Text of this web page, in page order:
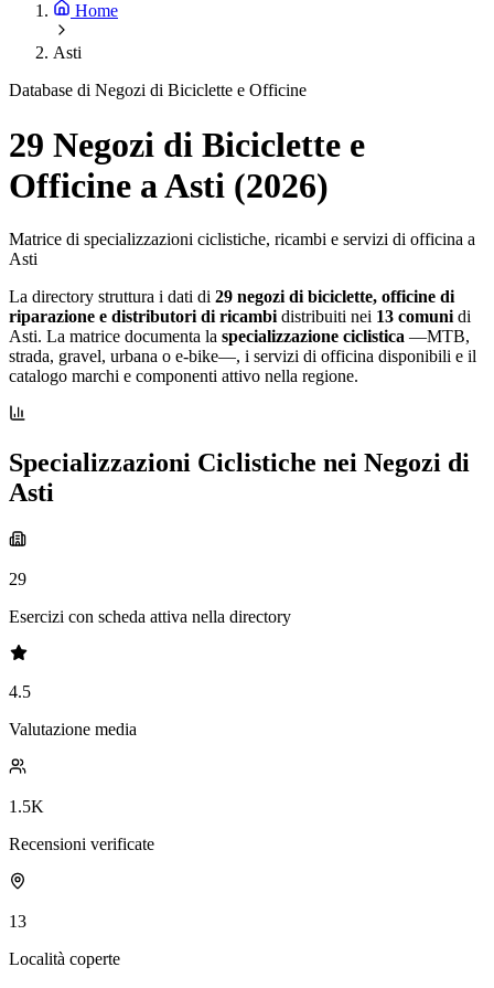
Home
Asti
Database di Negozi di Biciclette e Officine
29 Negozi di Biciclette e
Officine a Asti (2026)
Matrice di specializzazioni ciclistiche, ricambi e servizi di officina a
Asti
La directory struttura i dati di 29 negozi di biciclette, officine di
riparazione e distributori di ricambi distribuiti nei 13 comuni di
Asti. La matrice documenta la specializzazione ciclistica —MTB,
strada, gravel, urbana o e-bike—, i servizi di officina disponibili e il
catalogo marchi e componenti attivo nella regione.
Specializzazioni Ciclistiche nei Negozi di
Asti
29
Esercizi con scheda attiva nella directory
4.5
Valutazione media
1.5K
Recensioni verificate
13
Località coperte